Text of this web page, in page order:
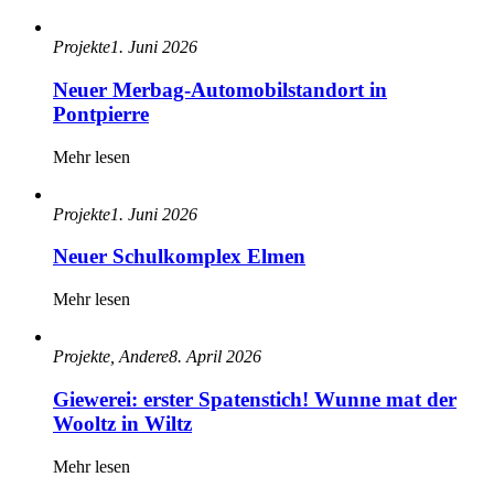
Projekte1. Juni 2026
Neuer Merbag‑Automobilstandort in
Pontpierre
Mehr lesen
Projekte1. Juni 2026
Neuer Schulkomplex Elmen
Mehr lesen
Projekte, Andere8. April 2026
Giewerei: erster Spatenstich! Wunne mat der
Wooltz in Wiltz
Mehr lesen